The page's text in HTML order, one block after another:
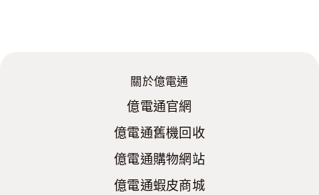
關於億電通
億電通官網
億電通舊機回收
億電通購物網站
億電通蝦皮商城